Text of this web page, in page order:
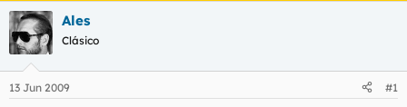
i
c
i
a
d
o
h
a
e
Ales
Clásico
13 Jun 2009 #1